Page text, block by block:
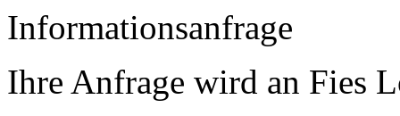
Informationsanfrage
Ihre Anfrage wird an Fies